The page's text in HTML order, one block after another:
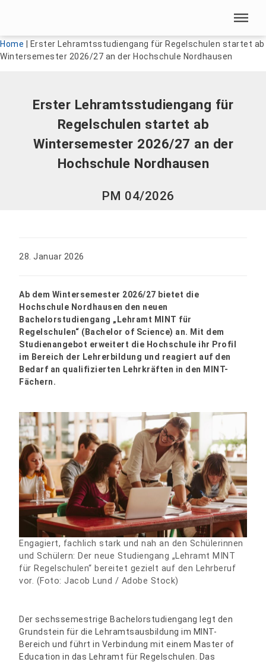
Menü überspringen
Home
Erster Lehramtsstudiengang für Regelschulen startet ab
Wintersemester 2026/27 an der Hochschule Nordhausen
Erster Lehramtsstudiengang für
Regelschulen startet ab
Wintersemester 2026/27 an der
Hochschule Nordhausen
PM 04/2026
28. Januar 2026
Ab dem Wintersemester 2026/27 bietet die
Hochschule Nordhausen den neuen
Bachelorstudiengang „Lehramt MINT für
Regelschulen“ (Bachelor of Science) an. Mit dem
Studienangebot erweitert die Hochschule ihr Profil
im Bereich der Lehrerbildung und reagiert auf den
Bedarf an qualifizierten Lehrkräften in den MINT-
Fächern.
Engagiert, fachlich stark und nah an den Schülerinnen
und Schülern: Der neue Studiengang „Lehramt MINT
für Regelschulen“ bereitet gezielt auf den Lehrberuf
vor. (Foto: Jacob Lund / Adobe Stock)
Der sechssemestrige Bachelorstudiengang legt den
Grundstein für die Lehramtsausbildung im MINT-
Bereich und führt in Verbindung mit einem Master of
Education in das Lehramt für Regelschulen. Das